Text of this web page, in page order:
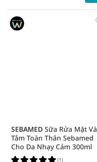
SEBAMED Sữa Rửa Mặt Và
Tắm Toàn Thân Sebamed
Cho Da Nhạy Cảm 300ml
(1)